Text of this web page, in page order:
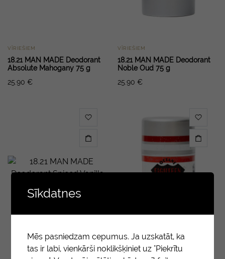
VĪRIEŠIEM
18.21 MAN MADE Deodorant
Absolute Mahogany 75 g
25.90 €
VĪRIEŠIEM
18.21 MAN MADE Deodorant
Noble Oud 75 g
25.90 €
Sīkdatnes
Mēs pasniedzam cepumus. Ja uzskatāt, ka
tas ir labi, vienkārši noklikšķiniet uz "Piekrītu